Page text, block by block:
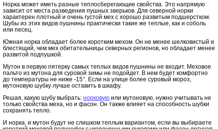
Норка может иметь разные теплосберегающие свойства. Это напрямую
зависит от места разведения пушных зверьков. Для северной норки
характерен плотный и очень густой мех с хорошо развитым подшерстком.
Шубы из этих видов пушнины практически такие же теплые, как и соболь
или песец.
Южная норка обладает более коротким мехом. Он не менее шелковистый и
блестящий, чем мех обитательницы северных регионов, но обладает менее
развитой подпушкой.
Мутон в первую пятерку самых теплых видов пушнины не входит. Меховое
пальто из мутона для суровой зимы не подойдет. В нем будет комфортно
до температуры не ниже -15°. Если на улице более суровый мороз,
мутоновую шубку лучше оставить в шкафу.
Решая, какую шубу выбрать: норковую или мутоновую, нужно учитывать не
только свойства меха, но и фасон. Он также влияет на способность шубки
сохранять тепло.
И норка, и мутон будут не слишком теплым вариантом, если вы выбираете